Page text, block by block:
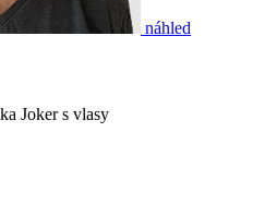
náhled
Joker s vlasy